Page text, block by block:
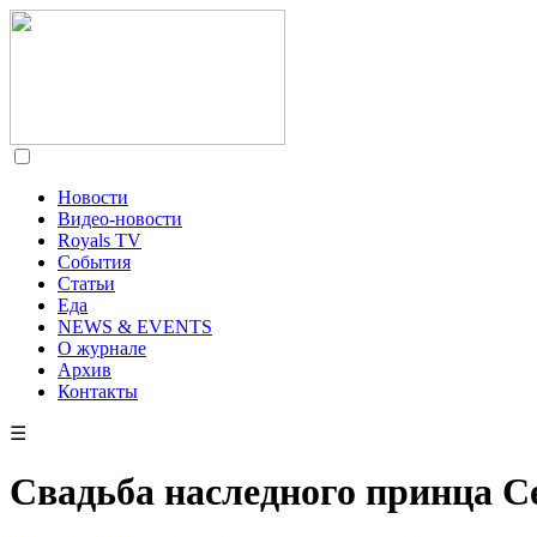
Новости
Видео-новости
Royals TV
События
Статьи
Еда
NEWS & EVENTS
О журнале
Архив
Контакты
☰
Свадьба наследного принца